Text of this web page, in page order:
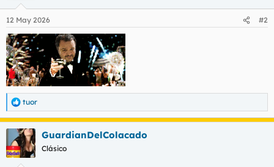
e
s
:
12 May 2026 #2
R
e
a
c
i
tuor
GuardianDelColacado
Clásico